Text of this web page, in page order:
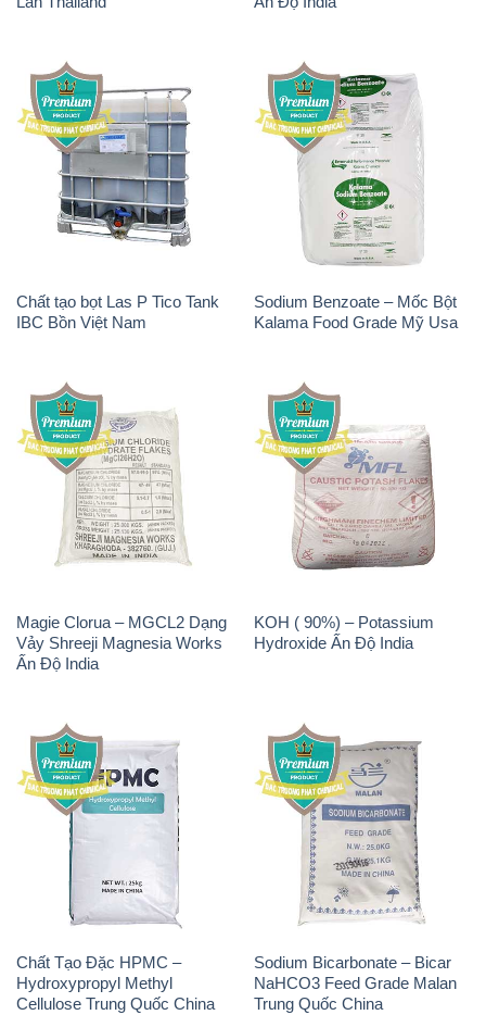
Chất tạo bọt Las P Tico Tank
IBC Bồn Việt Nam
Sodium Benzoate – Mốc Bột
Kalama Food Grade Mỹ Usa
Magie Clorua – MGCL2 Dạng
Vảy Shreeji Magnesia Works
Ấn Độ India
KOH ( 90%) – Potassium
Hydroxide Ấn Độ India
Chất Tạo Đặc HPMC –
Hydroxypropyl Methyl
Cellulose Trung Quốc China
Sodium Bicarbonate – Bicar
NaHCO3 Feed Grade Malan
Trung Quốc China